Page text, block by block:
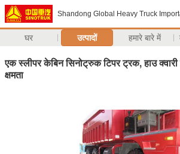
Shandong Global Heavy Truck
घर उत्पादों हमारे बारे में
एक स्लीपर केबिन सिनोट्रुक टिपर ट्रक, हाउ
क्षमता